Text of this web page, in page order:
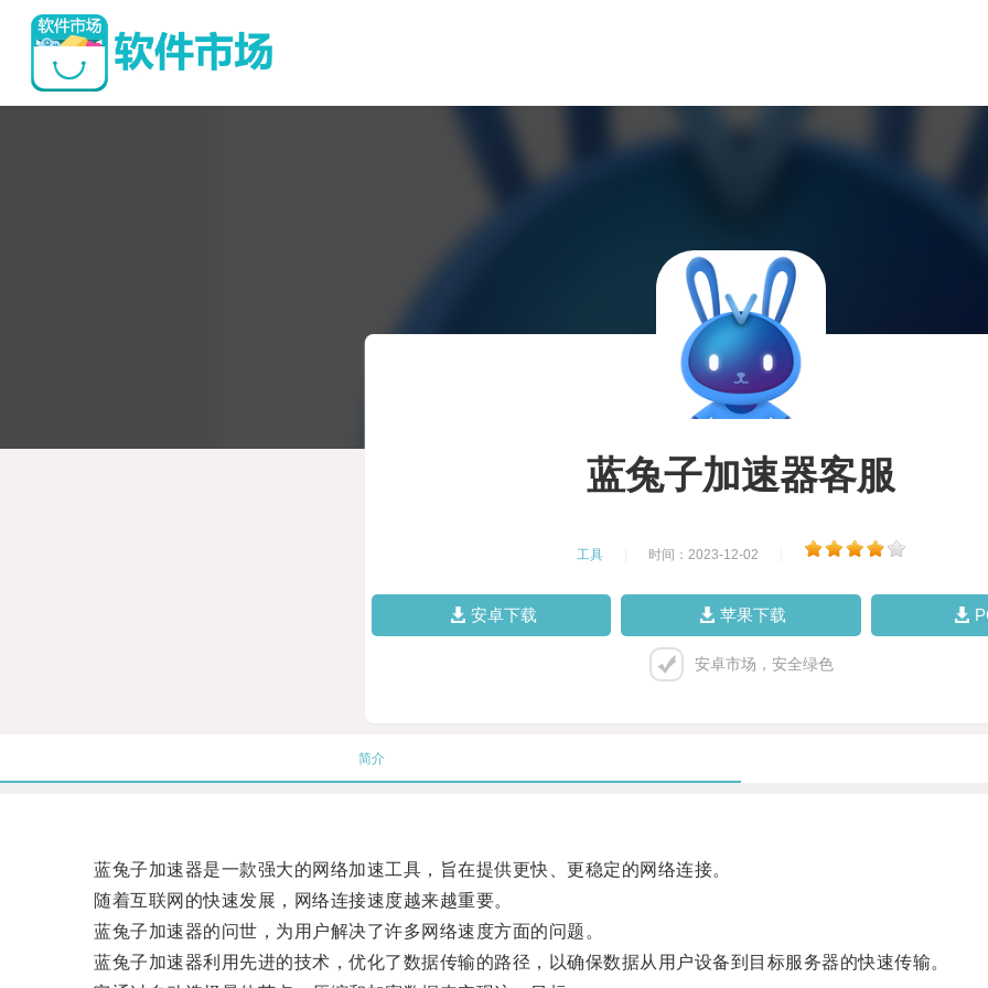
蓝兔子加速器客服
工具 时间：2023-12-02
安卓下载 苹果下载
安卓市场，安全绿色
简介
蓝兔子加速器是一款强大的网络加速工具，旨在提供更快、更稳定的网络连接。
随着互联网的快速发展，网络连接速度越来越重要。
蓝兔子加速器的问世，为用户解决了许多网络速度方面的问题。
蓝兔子加速器利用先进的技术，优化了数据传输的路径，以确保数据从用户设备到目标服务器的快速传输。